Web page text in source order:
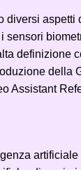
definizione
della